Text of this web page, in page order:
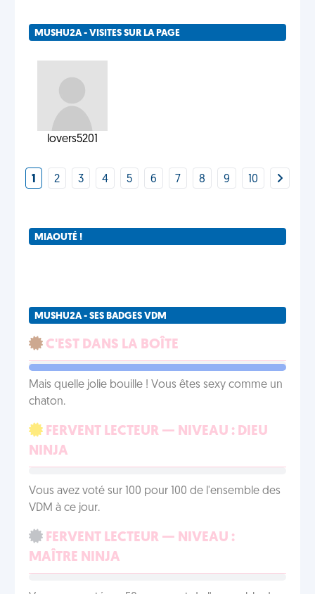
MUSHU2A - VISITES SUR LA PAGE
lovers5201
1 2 3 4 5 6 7 8 9 10
MIAOUTÉ !
MUSHU2A - SES BADGES VDM
C'EST DANS LA BOÎTE
Mais quelle jolie bouille ! Vous êtes sexy comme un
chaton.
FERVENT LECTEUR — NIVEAU : DIEU
NINJA
Vous avez voté sur 100 pour 100 de l'ensemble des
VDM à ce jour.
FERVENT LECTEUR — NIVEAU :
MAÎTRE NINJA